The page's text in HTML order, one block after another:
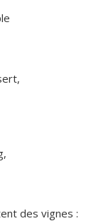
des vignes :